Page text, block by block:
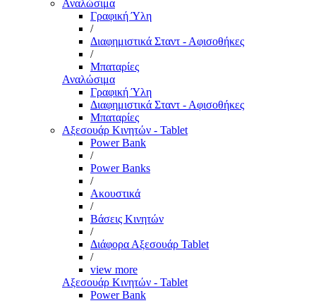
Αναλώσιμα
Γραφική Ύλη
/
Διαφημιστικά Σταντ - Αφισοθήκες
/
Μπαταρίες
Αναλώσιμα
Γραφική Ύλη
Διαφημιστικά Σταντ - Αφισοθήκες
Μπαταρίες
Αξεσουάρ Κινητών - Tablet
Power Bank
/
Power Banks
/
Ακουστικά
/
Βάσεις Κινητών
/
Διάφορα Αξεσουάρ Tablet
/
view more
Αξεσουάρ Κινητών - Tablet
Power Bank